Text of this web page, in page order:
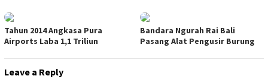
Tahun 2014 Angkasa Pura
Airports Laba 1,1 Triliun
Bandara Ngurah Rai Bali
Pasang Alat Pengusir Burung
Leave a Reply